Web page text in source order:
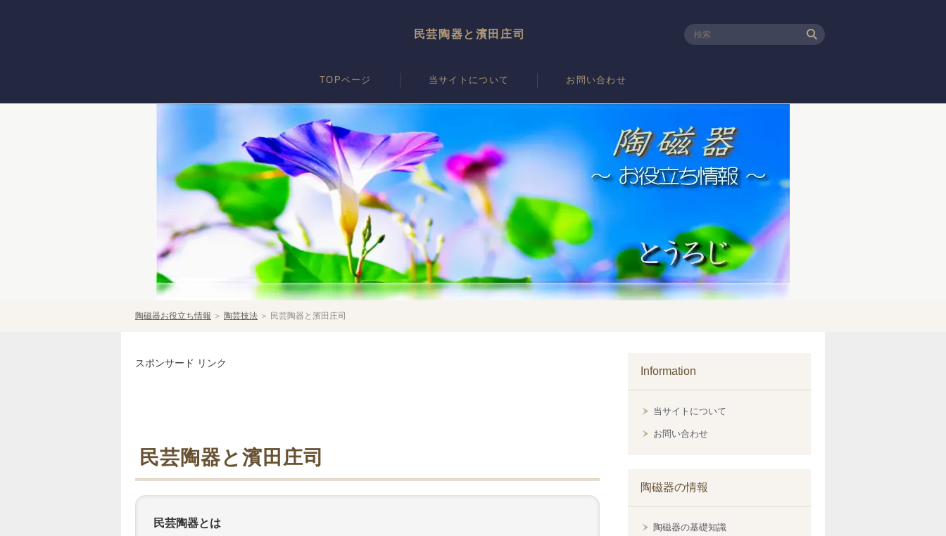
民芸陶器と濱田庄司
TOPページ 当サイトについて お問い合わせ
陶磁器お役立ち情報 ＞ 陶芸技法 ＞ 民芸陶器と濱田庄司
スポンサード リンク
民芸陶器と濱田庄司
民芸陶器とは
Information
当サイトについて
お問い合わせ
陶磁器の情報
陶磁器の基礎知識